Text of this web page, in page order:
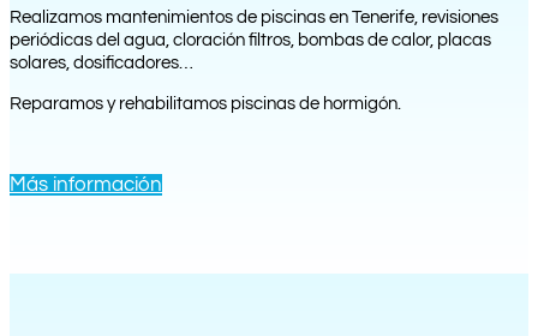
Realizamos mantenimientos de piscinas en Tenerife, revisiones
periódicas del agua, cloración filtros, bombas de calor, placas
solares, dosificadores…
Reparamos y rehabilitamos piscinas de hormigón.
Más información